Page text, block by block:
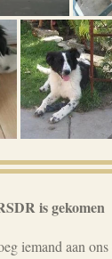
is gekomen
iemand aan